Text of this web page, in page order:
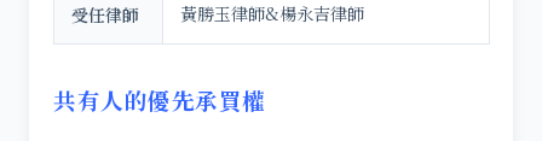
受任律師 黃勝玉律師&楊永吉律師
共有人的優先承買權